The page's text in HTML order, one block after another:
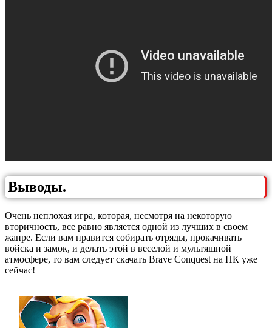
Выводы.
Очень неплохая игра, которая, несмотря на некоторую
вторичность, все равно является одной из лучших в своем
жанре. Если вам нравится собирать отряды, прокачивать
войска и замок, и делать этой в веселой и мультяшной
атмосфере, то вам следует скачать Brave Conquest на ПК уже
сейчас!